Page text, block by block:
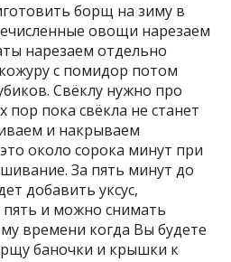
борщ на зиму в
овощи нарезаем
нарезаем отдельно
с помидор потом
Свёклу нужно про
пор пока свёкла не станет
и накрываем
около сорока минут при
За пять минут до
добавить уксус,
и можно снимать
времени когда Вы будете
баночки и крышки к